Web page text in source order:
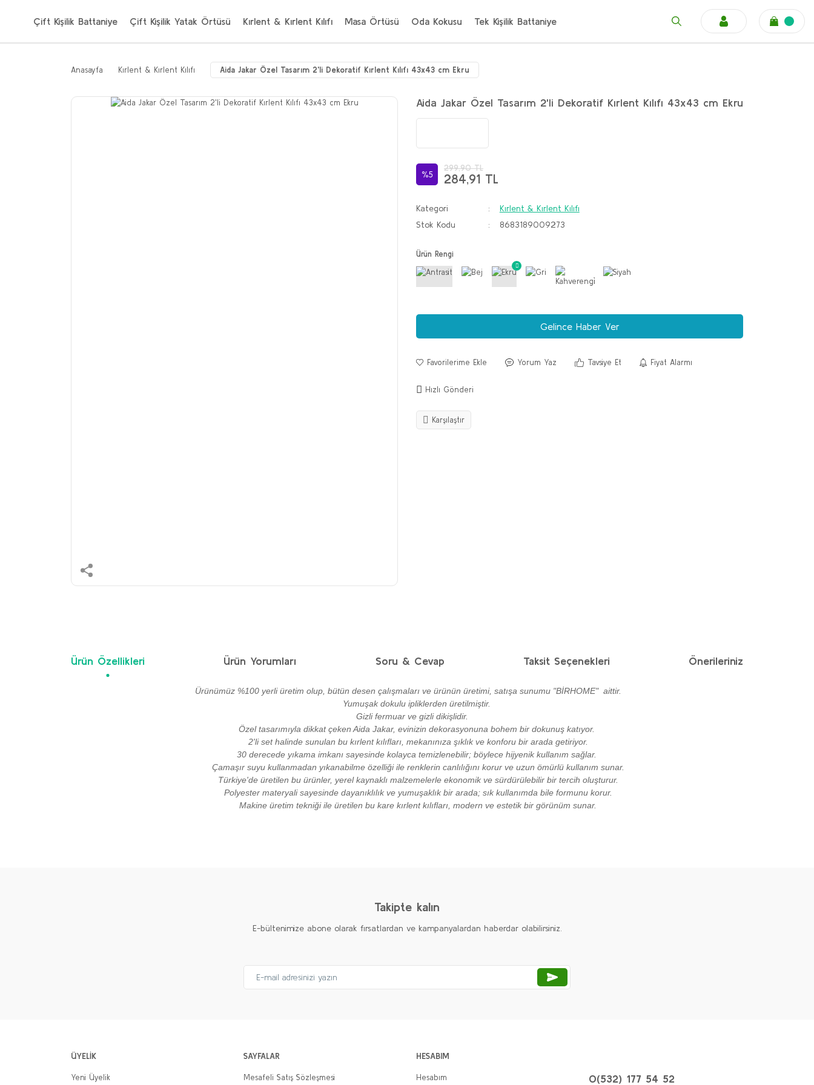
Çift Kişilik Battaniye Çift Kişilik Yatak Örtüsü Kırlent & Kırlent Kılıfı Masa Örtüsü Oda Kokusu Tek Kişilik Battaniye
Anasayfa Kırlent & Kırlent Kılıfı Aida Jakar Özel Tasarım 2'li Dekoratif Kırlent Kılıfı 43x43 cm Ekru
Aida Jakar Özel Tasarım 2'li Dekoratif Kırlent Kılıfı 43x43 cm Ekru
%5
299,90 TL
284,91 TL
Kategori
Kırlent & Kırlent Kılıfı
Stok Kodu
8683189009273
Ürün Rengi
Gelince Haber Ver
Yorum Yaz Tavsiye Et Fiyat Alarmı
Hızlı Gönderi
Karşılaştır
Ürün Özellikleri Ürün Yorumları Soru & Cevap Taksit Seçenekleri Önerileriniz
Ürünümüz %100 yerli üretim olup, bütün desen çalışmaları ve ürünün üretimi, satışa sunumu "BİRHOME" aittir.
Yumuşak dokulu ipliklerden üretilmiştir.
Gizli fermuar ve gizli dikişlidir.
Özel tasarımıyla dikkat çeken Aida Jakar, evinizin dekorasyonuna bohem bir dokunuş katıyor.
2'li set halinde sunulan bu kırlent kılıfları, mekanınıza şıklık ve konforu bir arada getiriyor.
30 derecede yıkama imkanı sayesinde kolayca temizlenebilir; böylece hijyenik kullanım sağlar.
Çamaşır suyu kullanmadan yıkanabilme özelliği ile renklerin canlılığını korur ve uzun ömürlü kullanım sunar.
Türkiye'de üretilen bu ürünler, yerel kaynaklı malzemelerle ekonomik ve sürdürülebilir bir tercih oluşturur.
Polyester materyali sayesinde dayanıklılık ve yumuşaklık bir arada; sık kullanımda bile formunu korur.
Makine üretim tekniği ile üretilen bu kare kırlent kılıfları, modern ve estetik bir görünüm sunar.
Takipte kalın
E-bültenimize abone olarak fırsatlardan ve kampanyalardan haberdar olabilirsiniz.
ÜYELİK
Yeni Üyelik
SAYFALAR
Mesafeli Satış Sözleşmesi
HESABIM
Hesabım 0(532) 177 54 52